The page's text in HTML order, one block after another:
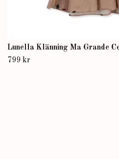
Lunella Klänning Ma Grande
799 kr